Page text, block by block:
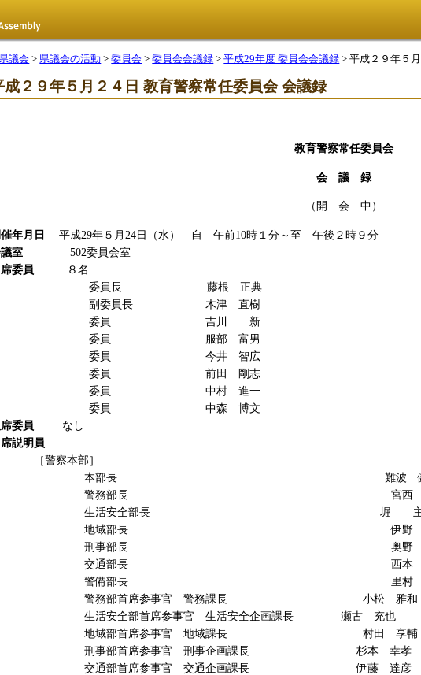
議会> 県議会の活動 >委員会 >委員会会議録 >平成29年度 委員会会議録 > 平成２９年５
成２９年５月２４日 教育警察常任委員会 会議録
教育警察常任委員会
会 議 録
（開 会 中）
年月日 平成29年５月24日（水） 自 午前10時１分～至 午後２時９分
室 502委員会室
委員 ８名
員長 藤根 正典
委員長 木津 直樹
員 吉川 新
員 服部 富男
員 今井 智広
員 前田 剛志
員 中村 進一
員 中森 博文
委員 なし
説明員
警察本部］
部長 難波 健
務部長 宮西 健
活安全部長 堀 主
域部長 伊野 隆
事部長 奥野 正
通部長 西本 茂
備部長 里村
務部首席参事官 警務課長 小松 雅和
活安全部首席参事官 生活安全企画課長 瀬古 充也
域部首席参事官 地域課長 村田 享輔
事部首席参事官 刑事企画課長 杉本 幸孝
通部首席参事官 交通企画課長 伊藤 達彦